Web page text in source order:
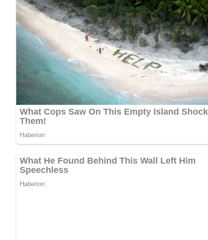
[Nach: Unser grosses Kochbuch » Verlag für die Frau Leipzig, DDR]
Jetzt Sterne vergeben –
5/5(7 Bewertung)